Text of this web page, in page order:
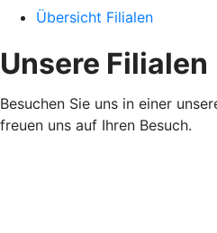
Übersicht Filialen
Unsere Filialen
Besuchen Sie uns in einer
freuen uns auf Ihren Besuch.